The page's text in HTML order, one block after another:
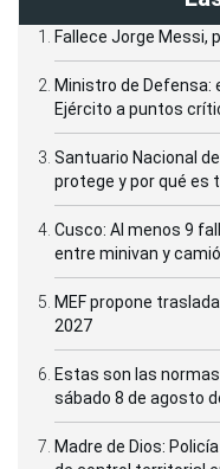
Fallece Jorge Messi,
Ministro de
Ejército a puntos
Santuario Nacional
protege y por qué es
Cusco: Al menos 9
entre minivan y
MEF propone
2027
Estas son las
sábado 8 de agosto
Madre de Dios: